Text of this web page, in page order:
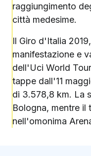
raggiungimento
città medesime.
Il Giro d'Italia
manifestazione e
dell'Uci World
tappe dall'11
di 3.578,8 km. La
Bologna, mentre il
nell'omonima